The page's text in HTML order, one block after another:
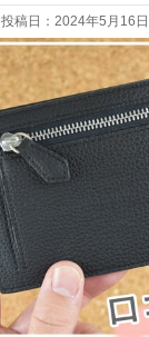
投稿日：2024年5月16